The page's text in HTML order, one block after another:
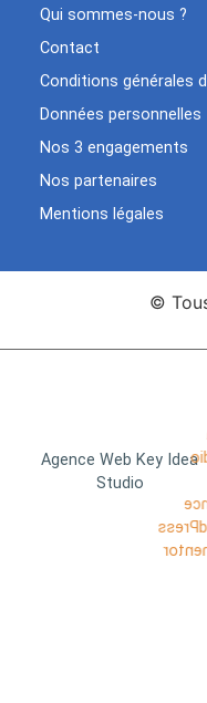
Qui sommes-nous ?
Contact
Conditions générales
Données personnelles
Nos 3 engagements
Nos partenaires
Mentions légales
©
Agence Web Key Idea
Studio